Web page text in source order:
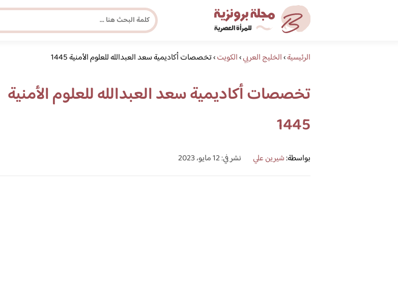
مجلة برونزية للفتاة
ابحث عن أي موضوع يهمك
الرئيسية›الخليج العربي›الكويت›تخصصات أكاديمية سعد العبدالله للعلوم الأمنية 1445
تخصصات أكاديمية سعد العبدالله للعلوم الأمنية
1445
بواسطة:شيرين علي نشر في: 12 مايو، 2023